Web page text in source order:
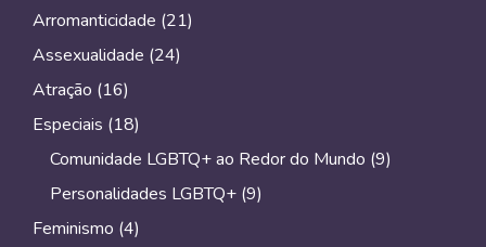
Arromanticidade (21)
Assexualidade (24)
Atração (16)
Especiais (18)
Comunidade LGBTQ+ ao Redor do Mundo (9)
Personalidades LGBTQ+ (9)
Feminismo (4)